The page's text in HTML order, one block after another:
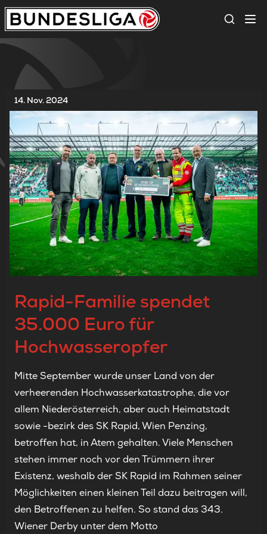
Suche
14. Nov. 2024
Rapid-Familie spendet
35.000 Euro für
Hochwasseropfer
Mitte September wurde unser Land von der
verheerenden Hochwasserkatastrophe, die vor
allem Niederösterreich, aber auch Heimatstadt
sowie -bezirk des SK Rapid, Wien Penzing,
betroffen hat, in Atem gehalten. Viele Menschen
stehen immer noch vor den Trümmern ihrer
Existenz, weshalb der SK Rapid im Rahmen seiner
Möglichkeiten einen kleinen Teil dazu beitragen will,
den Betroffenen zu helfen. So stand das 343.
Wiener Derby unter dem Motto